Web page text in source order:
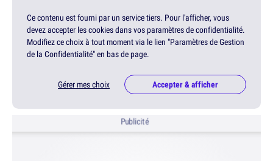
Ce contenu est fourni par un service tiers. Pour l'afficher, vous
devez accepter les cookies dans vos paramètres de confidentialité.
Modifiez ce choix à tout moment via le lien "Paramètres de Gestion
de la Confidentialité" en bas de page.
Gérer mes choix Accepter & afficher
Publicité